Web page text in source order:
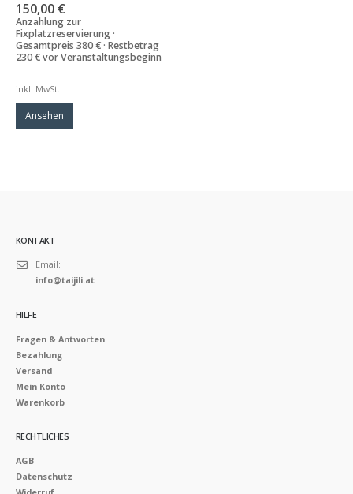
150,00 €
Anzahlung zur
Fixplatzreservierung ·
Gesamtpreis 380 € · Restbetrag
230 € vor Veranstaltungsbeginn
inkl. MwSt.
Ansehen
KONTAKT
Email:
info@taijili.at
HILFE
Fragen & Antworten
Bezahlung
Versand
Mein Konto
Warenkorb
RECHTLICHES
AGB
Datenschutz